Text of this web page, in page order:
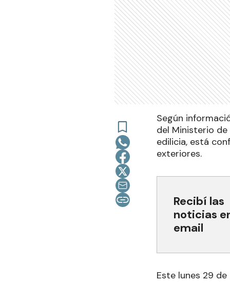
Según
del Ministerio de
edilicia, está
exteriores.
Recibí las
noticias
email
Este lunes 29